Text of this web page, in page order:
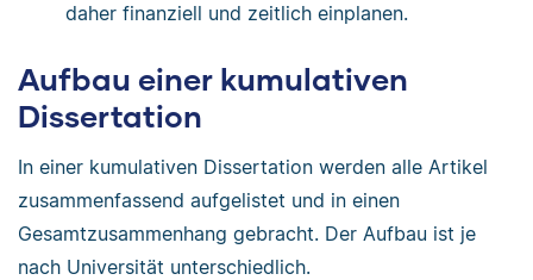
daher finanziell und zeitlich einplanen.
Aufbau einer kumulativen
Dissertation
In einer kumulativen Dissertation werden alle Artikel
zusammenfassend aufgelistet und in einen
Gesamtzusammenhang gebracht. Der Aufbau ist je
nach Universität unterschiedlich.